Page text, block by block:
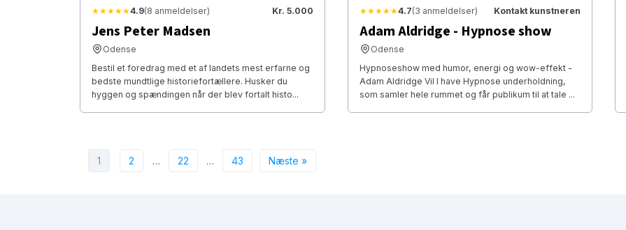
★★★★★4.9(8 anmeldelser) Kr. 5.000
Jens Peter Madsen
Odense
Bestil et foredrag med et af landets mest erfarne og
bedste mundtlige historiefortællere. Husker du
hyggen og spændingen når der blev fortalt histo...
★★★★★4.7(3 anmeldelser) Kontakt kunstneren
Adam Aldridge - Hypnose show
Odense
Hypnoseshow med humor, energi og wow-effekt -
Adam Aldridge Vil I have Hypnose underholdning,
som samler hele rummet og får publikum til at tale ...
1 2 … 22 … 43 Næste »